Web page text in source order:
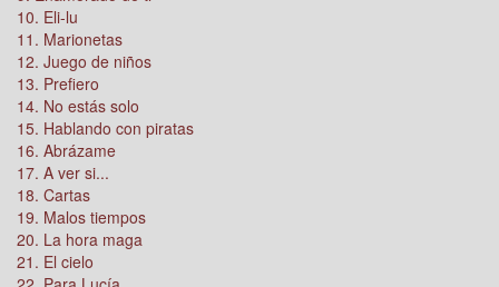
10. Eli-lu
11. Marionetas
12. Juego de niños
13. Prefiero
14. No estás solo
15. Hablando con piratas
16. Abrázame
17. A ver si...
18. Cartas
19. Malos tiempos
20. La hora maga
21. El cielo